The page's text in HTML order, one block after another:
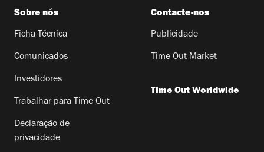
Sobre nós
Ficha Técnica
Comunicados
Investidores
Trabalhar para Time Out
Declaração de
privacidade
Contacte-nos
Publicidade
Time Out Market
Time Out Worldwide